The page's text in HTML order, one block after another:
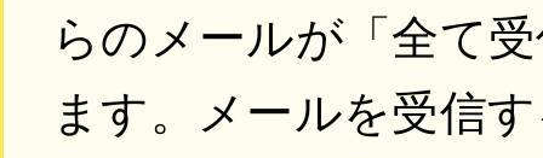
らのメールが「全て
ます。メールを受信